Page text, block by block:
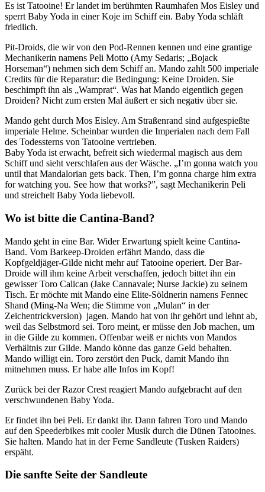
Es ist Tatooine! Er landet im berühmten Raumhafen Mos Eisley und
sperrt Baby Yoda in einer Koje im Schiff ein. Baby Yoda schläft
friedlich.
Pit-Droids, die wir von den Pod-Rennen kennen und eine grantige
Mechanikerin namens Peli Motto (Amy Sedaris; „Bojack
Horseman“) nehmen sich dem Schiff an. Mando zahlt 500 imperiale
Credits für die Reparatur: die Bedingung: Keine Droiden. Sie
beschimpft ihn als „Wamprat“. Was hat Mando eigentlich gegen
Droiden? Nicht zum ersten Mal äußert er sich negativ über sie.
Mando geht durch Mos Eisley. Am Straßenrand sind aufgespießte
imperiale Helme. Scheinbar wurden die Imperialen nach dem Fall
des Todessterns von Tatooine vertrieben.
Baby Yoda ist erwacht, befreit sich wiedermal magisch aus dem
Schiff und sieht verschlafen aus der Wäsche. „I’m gonna watch you
until that Mandalorian gets back. Then, I’m gonna charge him extra
for watching you. See how that works?”, sagt Mechanikerin Peli
und streichelt Baby Yoda liebevoll.
Wo ist bitte die Cantina-Band?
Mando geht in eine Bar. Wider Erwartung spielt keine Cantina-
Band. Vom Barkeep-Droiden erfährt Mando, dass die
Kopfgeldjäger-Gilde nicht mehr auf Tatooine operiert. Der Bar-
Droide will ihm keine Arbeit verschaffen, jedoch bittet ihn ein
gewisser Toro Calican (Jake Cannavale; Nurse Jackie) zu seinem
Tisch. Er möchte mit Mando eine Elite-Söldnerin namens Fennec
Shand (Ming-Na Wen; die Stimme von „Mulan“ in der
Zeichentrickversion) jagen. Mando hat von ihr gehört und lehnt ab,
weil das Selbstmord sei. Toro meint, er müsse den Job machen, um
in die Gilde zu kommen. Offenbar weiß er nichts von Mandos
Verhältnis zur Gilde. Mando könne das ganze Geld behalten.
Mando willigt ein. Toro zerstört den Puck, damit Mando ihn
mitnehmen muss. Er habe alle Infos im Kopf!
Zurück bei der Razor Crest reagiert Mando aufgebracht auf den
verschwundenen Baby Yoda.
Er findet ihn bei Peli. Er dankt ihr. Dann fahren Toro und Mando
auf den Speederbikes mit cooler Musik durch die Dünen Tatooines.
Sie halten. Mando hat in der Ferne Sandleute (Tusken Raiders)
erspäht.
Die sanfte Seite der Sandleute